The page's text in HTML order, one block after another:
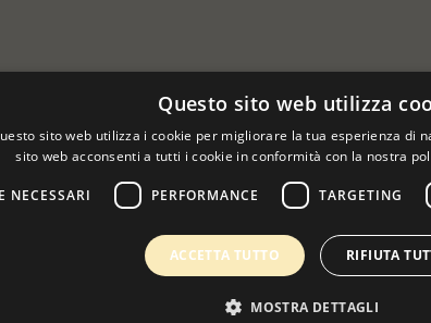
Questo sito web utilizza
sito web utilizza i cookie per migliorare la tua esperienza di
sito web acconsenti a tutti i cookie in conformità con la nostra
NECESSARI PERFORMANCE TARGETING
ACCETTA TUTTO RIFIUTA
MOSTRA DETTAGLI